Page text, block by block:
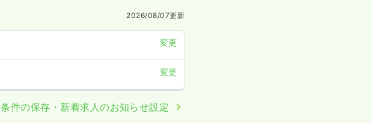
2026/08/07更新
変更
変更
条件の保存・新着求人のお知らせ設定